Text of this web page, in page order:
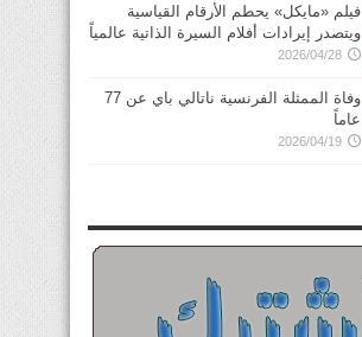
فيلم «مايكل» يحطم الأرقام القياسية
ويتصدر إيرادات أفلام السيرة الذاتية عالمياً
2026/04/28
وفاة الممثلة الفرنسية ناتالي باي عن 77
عاماً
2026/04/19